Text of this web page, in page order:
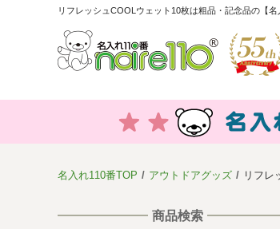
リフレッシュCOOLウェット10枚は粗品・記念品の【名
名入れ110番TOP アウトドアグッズ リフレ
商品検索